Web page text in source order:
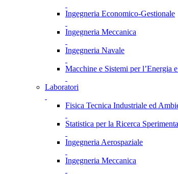
Ingegneria Economico-Gestionale
Ingegneria Meccanica
Ingegneria Navale
Macchine e Sistemi per l’Energia
Laboratori
Fisica Tecnica Industriale ed
Statistica per la Ricerca
Ingegneria Aerospaziale
Ingegneria Meccanica